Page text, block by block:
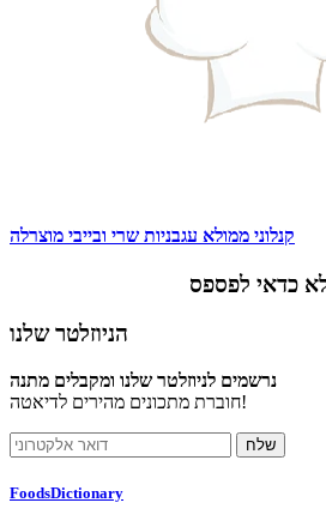
קנלוני ממולא עגבניות שרי ובייבי מוצרלה
הניוזלטר שלנו
נרשמים לניוזלטר שלנו ומקבלים מתנה
חוברת מתכונים מהירים לדיאטה!
FoodsDictionary